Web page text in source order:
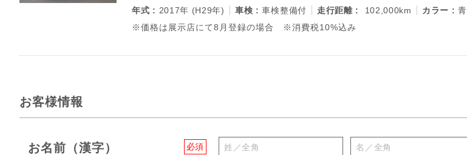
年式 : 2017年 (H29年) 車検 :車検整備付 走行距離 : 102,000km カラー :青
※価格は展示店にて8月登録の場合 ※消費税10%込み
お客様情報
必須
お名前（漢字）